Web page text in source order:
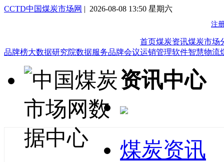
CCTD中国煤炭市场网 | 2026-08-08 13:50 星期六
首页煤炭资讯煤炭市场
品牌榜大数据研究院数据服务品牌会议运销管理软件智慧物流
资讯中心
煤炭资讯